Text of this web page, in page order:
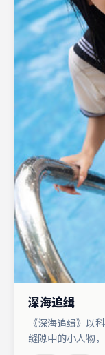
深海追缉
《深海追缉》以
缝隙中的小人物